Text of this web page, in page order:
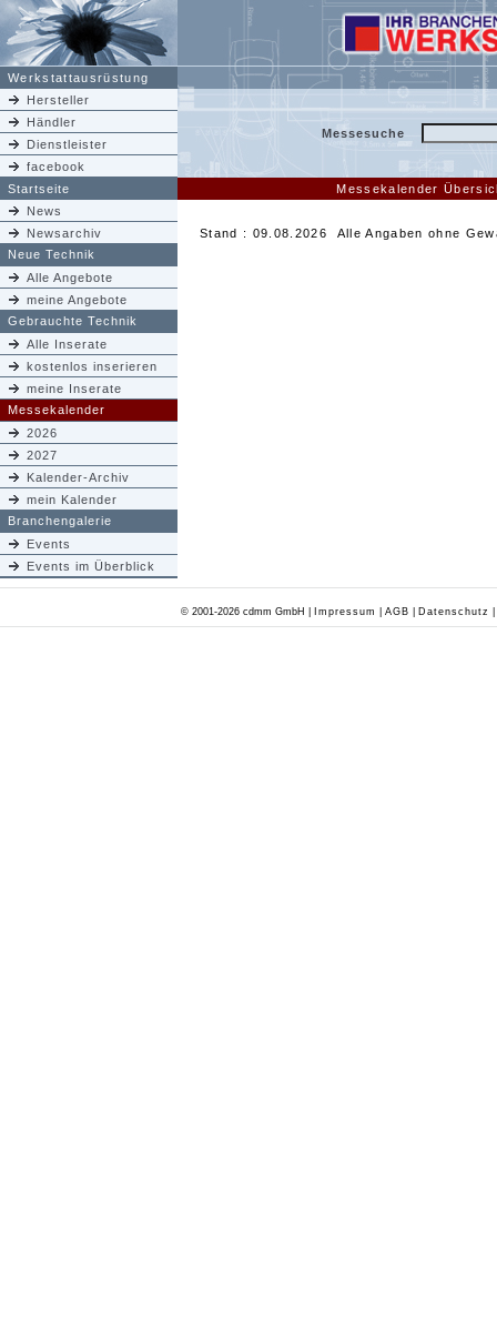
Werkstattausrüstung
Hersteller
Händler
Dienstleister
facebook
Messesuche
Startseite
Messekalender
News
Newsarchiv
Neue Technik
Alle Angebote
meine Angebote
Gebrauchte Technik
Alle Inserate
kostenlos inserieren
meine Inserate
Messekalender
2026
2027
Kalender-Archiv
mein Kalender
Branchengalerie
Events
Events im Überblick
Stand : 09.08.2026 Alle Angaben ohne
© 2001-2026 cdmm GmbH | Impressum AGB Datenschutz